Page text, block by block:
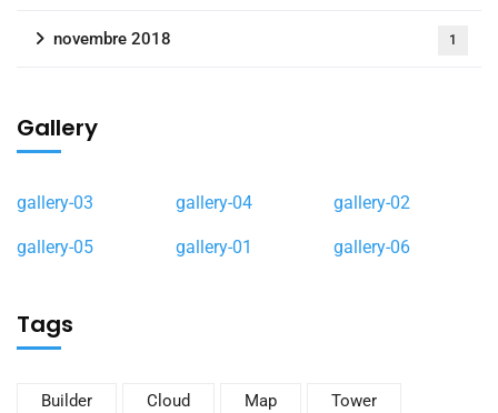
novembre 2018 1
Gallery
gallery-03 gallery-04 gallery-02
gallery-05 gallery-01 gallery-06
Tags
Builder Cloud Map Tower